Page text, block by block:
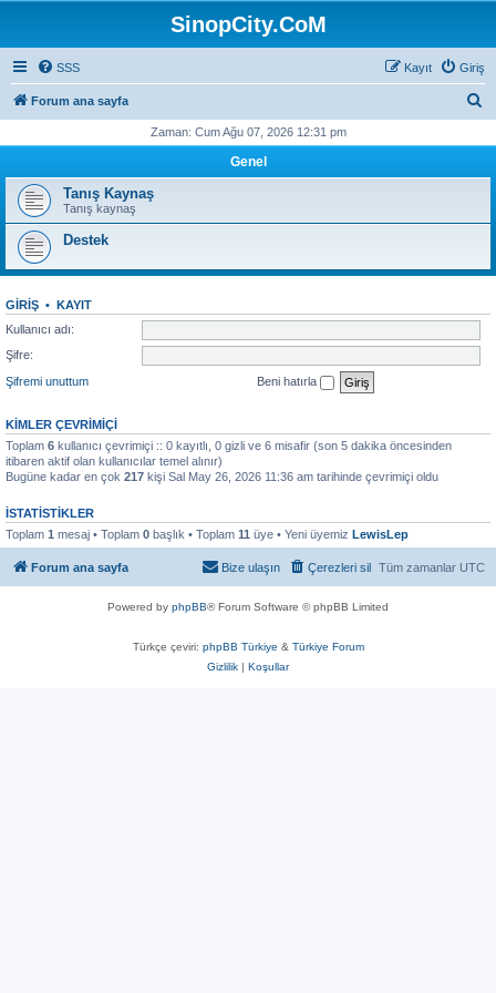
SinopCity.CoM
SSS Giriş
Kayıt
Forum ana sayfa
Zaman: Cum Ağu 07, 2026 12:31 pm
Genel
Tanış Kaynaş
Tanış kaynaş
Destek
GIRIŞ • KAYIT
Kullanıcı adı:
Şifre:
Şifremi unuttum
Beni hatırla
KIMLER ÇEVRIMIÇI
Toplam 6 kullanıcı çevrimiçi :: 0 kayıtlı, 0 gizli ve 6 misafir (son 5 dakika öncesinden
itibaren aktif olan kullanıcılar temel alınır)
Bugüne kadar en çok 217 kişi Sal May 26, 2026 11:36 am tarihinde çevrimiçi oldu
İSTATISTIKLER
Toplam 1 mesaj • Toplam 0 başlık • Toplam 11 üye • Yeni üyemiz LewisLep
Forum ana sayfa Tüm zamanlar UTC
Çerezleri sil
Bize ulaşın
Powered by phpBB® Forum Software © phpBB Limited
Türkçe çeviri: phpBB Türkiye & Türkiye Forum
Gizlilik | Koşullar